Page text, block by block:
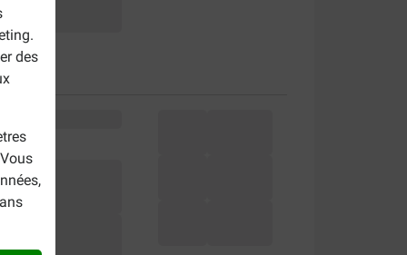
des